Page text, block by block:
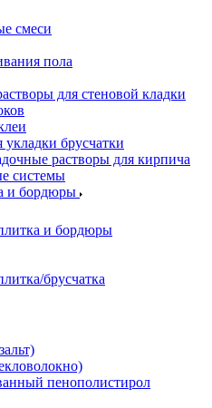
смеси
пола
для стеновой кладки
брусчатки
растворы для кирпича
системы
и бордюры
и бордюры
брусчатка
пенополистирол